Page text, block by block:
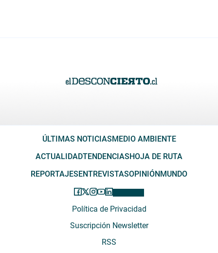
ÚLTIMAS NOTICIASMEDIO AMBIENTE
ACTUALIDADTENDENCIASHOJA DE RUTA
REPORTAJESENTREVISTASOPINIÓNMUNDO
Política de Privacidad
Suscripción Newsletter
RSS